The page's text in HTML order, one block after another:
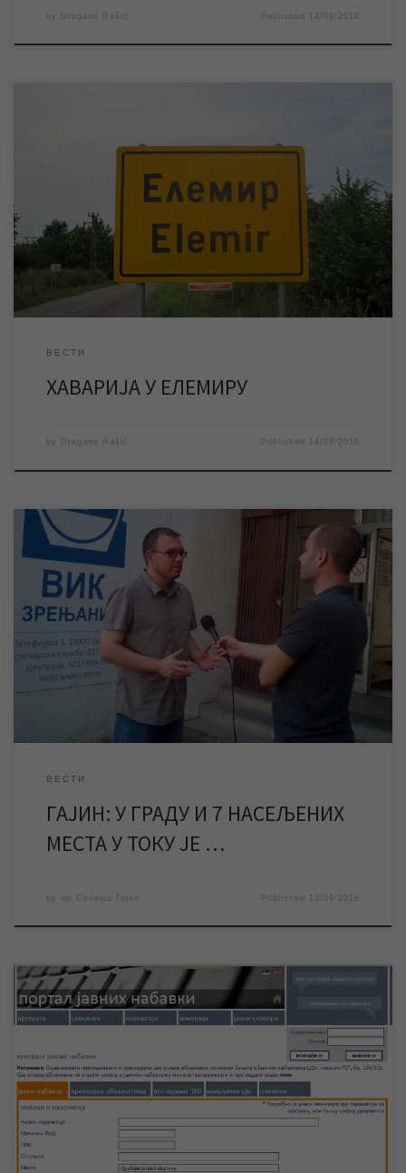
by Dragana Rašić Published 14/09/2016
Услед пуцања цеви на уличној водоводној мрежи тренутно је
прекинуто водоснабдевање у насељеном месту Елемир.
Одмах по пријави квара екипе нашег предузећа су изашле на
терен и према првим проценама квар је теже природе и за
сада се не може утврдити тачно време отклањања квара, али
се очекује да хаварија […]
ВЕСТИ
ХАВАРИЈА У ЕЛЕМИРУ
by Dragana Rašić Published 14/09/2016
Од 01. до 25. септембра у граду и седам насељених места ЈКП
„Водовод и канализација“ Зрењанин спроводи треће редовно
очитавање водомера корисника. О поменутом очитавању
водомера за РТВ САНТОС говорио је Синиша Гајин,
руководилац Службе информисања и пословних комуникација
ЈКП „Водовод и канализација“ Зрењанин. У којим насељеним
местима се сем […]
ВЕСТИ
ГАЈИН: У ГРАДУ И 7 НАСЕЉЕНИХ
МЕСТА У ТОКУ ЈЕ …
by мр Синиша Гајин Published 13/09/2016
ЈКП „Водовод и канализација“ обавештава све
заинтересоване стране да је расписана јавна набавка за
набавку алата. Због техничких проблема нисмо у
могућности да јавну набавку објавимо на сајту нашег
предузећа. Јавну набавку ЈН 23/2016 „Набавка алата“ можете
погледати на Порталу јавних набавки , где можете и преузети
конкурсну документацију […]